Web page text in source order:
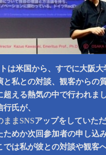
は米国から、すでに大阪
と私との対談、観客からの
超える熱気の中で行われま
氏が、
ままSNSアップをしていた
ためか次回参加者の申し込
では私が彼との対談や観客